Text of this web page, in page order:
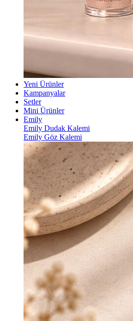
Yeni Ürünler
Kampanyalar
Setler
Mini Ürünler
Emily
Emily Dudak Kalemi
Emily Göz Kalemi